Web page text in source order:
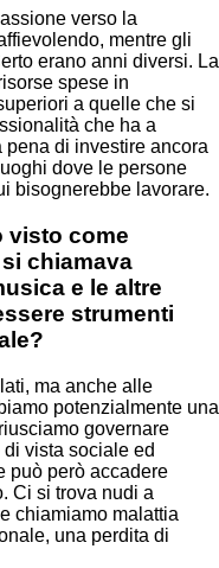
verso la
mentre gli
erano anni diversi. La
spese in
a quelle che si
che ha a
di investire ancora
dove le persone
bisognerebbe lavorare.
visto come
chiamava
e le altre
strumenti
ma anche alle
potenzialmente una
governare
vista sociale ed
può però accadere
Ci si trova nudi a
chiamiamo malattia
una perdita di